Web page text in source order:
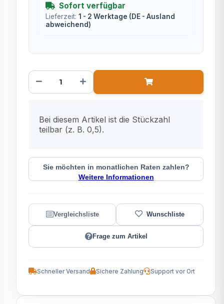
Sofort verfügbar
Lieferzeit: 1 - 2 Werktage (DE - Ausland
abweichend)
Bei diesem Artikel ist die Stückzahl
teilbar (z. B. 0,5).
Sie möchten in monatlichen Raten zahlen?
Weitere Informationen
Frage zum Artikel
Schneller Versand Sichere Zahlung Support vor Ort